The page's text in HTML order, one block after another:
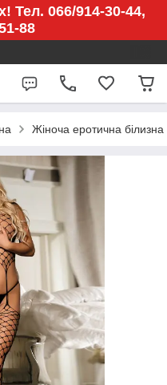
Тел. 066/914-30-44,
88
Жіноча еротична білизна